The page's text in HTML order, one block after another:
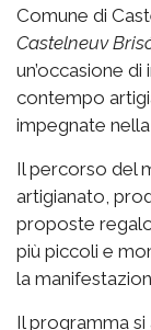
Comune di
Castelneuv
un’occasione
contempo
impegnate
Il percorso del
artigianato,
proposte
più piccoli e
la
Il programma si